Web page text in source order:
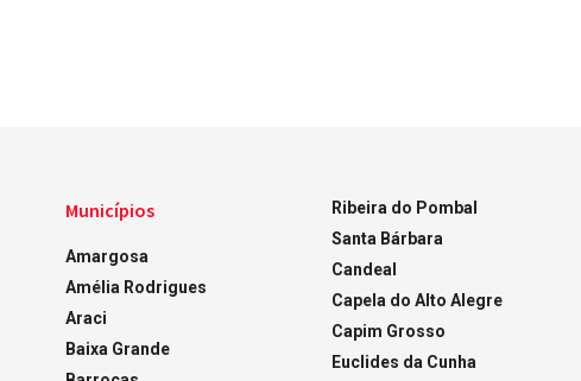
Municípios
Amargosa
Amélia Rodrigues
Araci
Baixa Grande
Ribeira do Pombal
Santa Bárbara
Candeal
Capela do Alto Alegre
Capim Grosso
Euclides da Cunha